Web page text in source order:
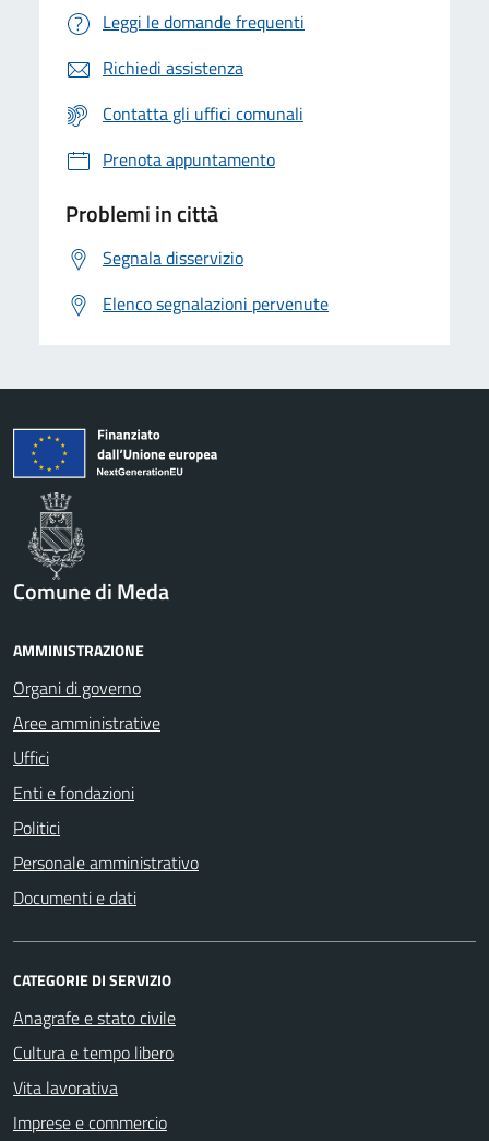
Leggi le domande frequenti
Richiedi assistenza
Contatta gli uffici comunali
Prenota appuntamento
Problemi in città
Segnala disservizio
Elenco segnalazioni pervenute
Comune di Meda
AMMINISTRAZIONE
Organi di governo
Aree amministrative
Uffici
Enti e fondazioni
Politici
Personale amministrativo
Documenti e dati
CATEGORIE DI SERVIZIO
Anagrafe e stato civile
Cultura e tempo libero
Vita lavorativa
Imprese e commercio